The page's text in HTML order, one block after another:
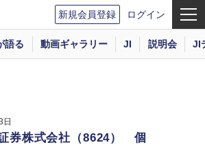
新規会員登録 ログイン
語る 動画ギャラリー JI 説明会 JI
券株式会社（8624） 個